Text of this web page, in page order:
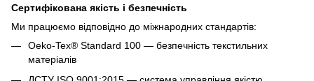
Сертифікована якість і безпечність
Ми працюємо відповідно до міжнародних стандартів:
Oeko-Tex® Standard 100 — безпечність текстильних
матеріалів